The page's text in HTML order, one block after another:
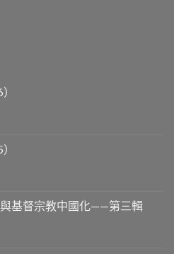
基督宗教中國化——第三輯